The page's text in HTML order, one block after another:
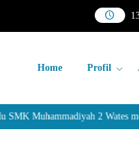
Home Profil
SMK Muhammadiyah 2 Wates